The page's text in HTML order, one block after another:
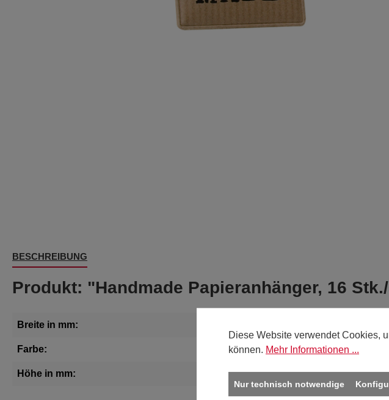
BESCHREIBUNG
Produkt: "Handmade Papieranhänger, 16
Breite in mm:
Farbe: natur
Höhe in mm: 80
Diese Website verwendet Cookies,
können. Mehr Informationen ...
Nur technisch notwendige